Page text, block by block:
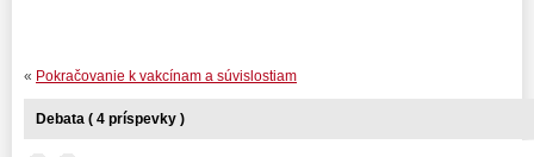
« Pokračovanie k vakcínam a súvislostiam
Debata ( 4 príspevky )